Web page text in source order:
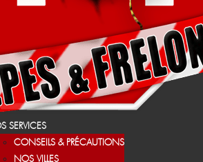
SERVICES
CONSEILS & PRÉCAUTIONS
NOS VILLES